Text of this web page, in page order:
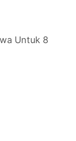
Untuk 8